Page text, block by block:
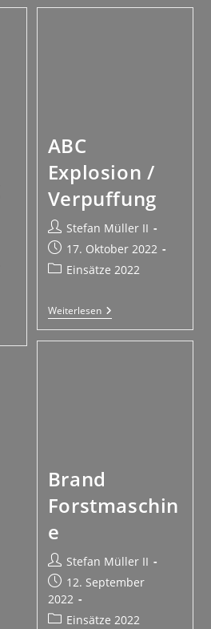
ABC
Explosion /
Verpuffung
Stefan Müller II
17. Oktober 2022
Einsätze 2022
Weiterlesen
Brand
Forstmaschin
e
Stefan Müller II
12. September
2022
Einsätze 2022